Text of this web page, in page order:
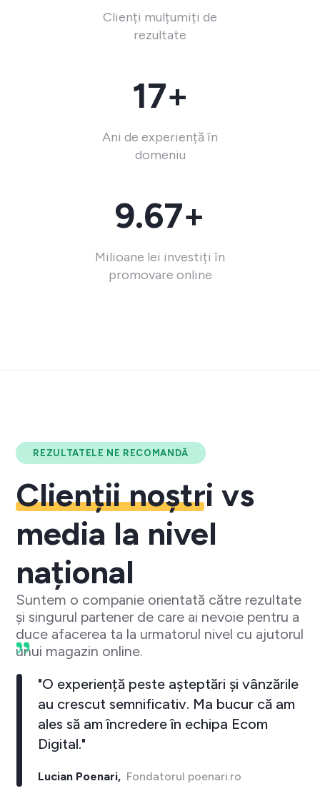
Clienți mulțumiți de
rezultate
17+
Ani de experiență în
domeniu
9.67+
Milioane lei investiți în
promovare online
REZULTATELE NE RECOMANDĂ
Clienții noștri vs
media la nivel
național
Suntem o companie orientată către rezultate
și singurul partener de care ai nevoie pentru a
duce afacerea ta la urmatorul nivel cu ajutorul
unui magazin online.
"O experiență peste așteptări și vânzările
au crescut semnificativ. Ma bucur că am
ales să am încredere în echipa Ecom
Digital."
Lucian Poenari,Fondatorul poenari.ro